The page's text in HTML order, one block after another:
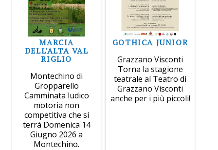
MARCIA
DELL'ALTA VAL
RIGLIO
Montechino di
Gropparello
Camminata ludico
motoria non
competitiva che si
terrà Domenica 14
Giugno 2026 a
Montechino.
GOTHICA JUNIOR
Grazzano Visconti
Torna la stagione
teatrale al Teatro di
Grazzano Visconti
anche per i più piccoli!